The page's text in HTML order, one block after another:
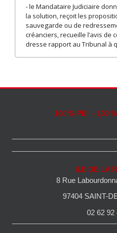
- le Mandataire Judiciaire
la solution, reçoit les
sauvegarde ou de
créanciers, recueille l’avis de
dresse rapport au Tribunal à
100 % PEI - 100
ILE DE LA
8 Rue
97404 SAINT-
02 62 92